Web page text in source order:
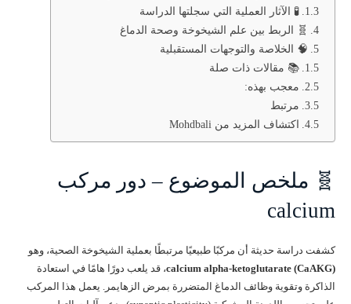
🧪 الآثار العملية التي سجلتها الدراسة
🧬 الربط بين علم الشيخوخة وصحة الدماغ
🧠 الخلاصة والتوجهات المستقبلية
📚 مقالات ذات صلة
معجب بهذه:
مرتبط
اكتشاف المزيد من Mohdbali
🧬 ملخص الموضوع – دور مركب
calcium
كشفت دراسة حديثة أن مركبًا طبيعيًا مرتبطًا بعملية الشيخوخة الصحية، وهو
calcium alpha-ketoglutarate (CaAKG)، قد يلعب دورًا هامًا في استعادة
الذاكرة وتقوية وظائف الدماغ المتضررة بمرض الزهايمر. يعمل هذا المركب